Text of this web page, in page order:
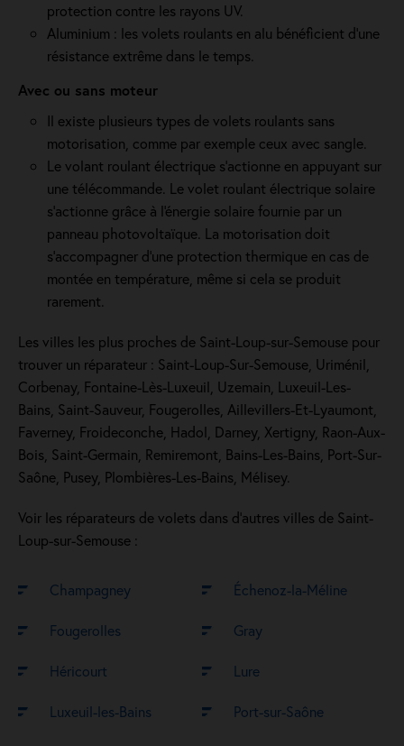
protection contre les rayons UV.
Aluminium : les volets roulants en alu bénéficient d'une
résistance extrême dans le temps.
Avec ou sans moteur
Il existe plusieurs types de volets roulants sans
motorisation, comme par exemple ceux avec sangle.
Le volant roulant électrique s'actionne en appuyant sur
une télécommande. Le volet roulant électrique solaire
s'actionne grâce à l'énergie solaire fournie par un
panneau photovoltaïque. La motorisation doit
s'accompagner d'une protection thermique en cas de
montée en température, même si cela se produit
rarement.
Les villes les plus proches de Saint-Loup-sur-Semouse pour
trouver un réparateur : Saint-Loup-Sur-Semouse, Uriménil,
Corbenay, Fontaine-Lès-Luxeuil, Uzemain, Luxeuil-Les-
Bains, Saint-Sauveur, Fougerolles, Aillevillers-Et-Lyaumont,
Faverney, Froideconche, Hadol, Darney, Xertigny, Raon-Aux-
Bois, Saint-Germain, Remiremont, Bains-Les-Bains, Port-Sur-
Saône, Pusey, Plombières-Les-Bains, Mélisey.
Voir les réparateurs de volets dans d’autres villes de Saint-
Loup-sur-Semouse :
Champagney Échenoz-la-Méline
Fougerolles Gray
Héricourt Lure
Luxeuil-les-Bains Port-sur-Saône